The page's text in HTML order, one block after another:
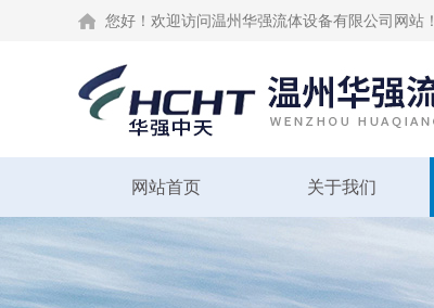
您好！欢迎访问温州华强流体设备有限公司网站！
网站首页 关于我们